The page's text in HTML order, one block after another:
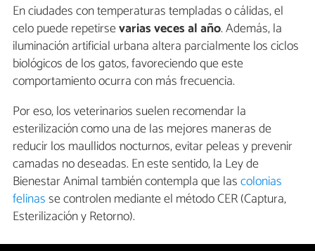
En ciudades con temperaturas templadas o cálidas, el
celo puede repetirsevarias veces al año. Además, la
iluminación artificial urbana altera parcialmente los ciclos
biológicos de los gatos, favoreciendo que este
comportamiento ocurra con más frecuencia.
Por eso, los veterinarios suelen recomendar la
esterilización como una de las mejores maneras de
reducir los maullidos nocturnos, evitar peleas y prevenir
camadas no deseadas. En este sentido, la Ley de
Bienestar Animal también contempla que lascolonias
felinasse controlen mediante el método CER (Captura,
Esterilización y Retorno).